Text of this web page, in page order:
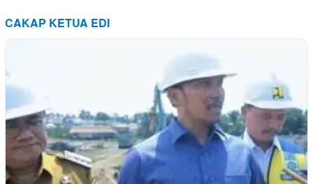
CAKAP KETUA EDI